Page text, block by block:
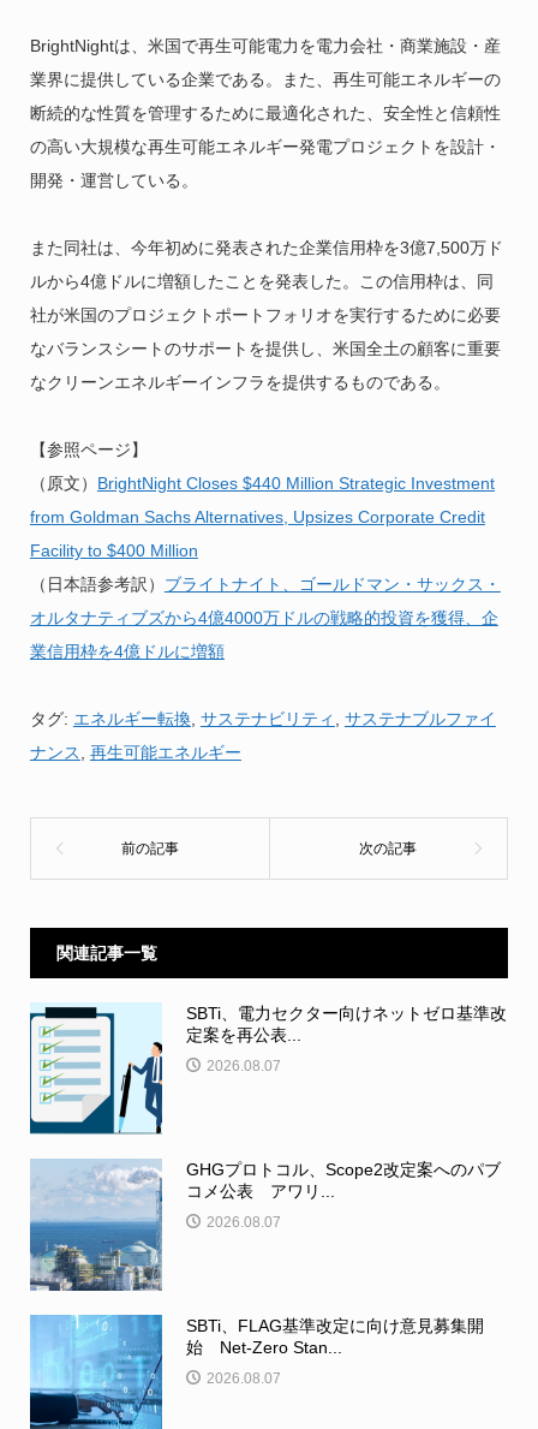
BrightNightは、米国で再生可能電力を電力会社・商業施設・産
業界に提供している企業である。また、再生可能エネルギーの
断続的な性質を管理するために最適化された、安全性と信頼性
の高い大規模な再生可能エネルギー発電プロジェクトを設計・
開発・運営している。
また同社は、今年初めに発表された企業信用枠を3億7,500万ド
ルから4億ドルに増額したことを発表した。この信用枠は、同
社が米国のプロジェクトポートフォリオを実行するために必要
なバランスシートのサポートを提供し、米国全土の顧客に重要
なクリーンエネルギーインフラを提供するものである。
【参照ページ】
（原文） BrightNight Closes $440 Million Strategic Investment
from Goldman Sachs Alternatives, Upsizes Corporate Credit
Facility to $400 Million
（日本語参考訳） ブライトナイト、ゴールドマン・サックス・
オルタナティブズから4億4000万ドルの戦略的投資を獲得、企
業信用枠を4億ドルに増額
タグ: エネルギー転換, サステナビリティ
サステナブルファイ
ナンス
再生可能エネルギー
関連記事一覧
SBTi、電力セクター向けネットゼロ基準改
定案を再公表...
2026.08.07
GHGプロトコル、Scope2改定案へのパブ
コメ公表 アワリ...
2026.08.07
SBTi、FLAG基準改定に向け意見募集開
始 Net-Zero Stan...
2026.08.07